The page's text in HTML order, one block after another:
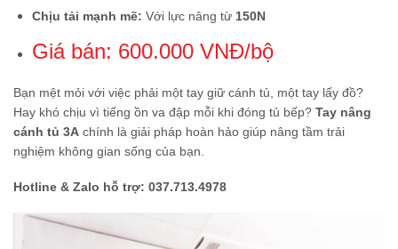
Chịu tải mạnh mẽ: Với lực nâng từ 150N
Giá bán: 600.000 VNĐ/bộ
Bạn mệt mỏi với việc phải một tay giữ cánh tủ, một tay lấy đồ?
Hay khó chịu vì tiếng ồn va đập mỗi khi đóng tủ bếp? Tay nâng
cánh tủ 3A chính là giải pháp hoàn hảo giúp nâng tầm trải
nghiệm không gian sống của bạn.
Hotline & Zalo hỗ trợ: 037.713.4978